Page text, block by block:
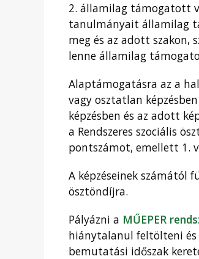
2. államilag támogatott
tanulmányait államilag
meg és az adott szakon,
lenne államilag
Alaptámogatásra az a
vagy osztatlan
képzésben és az adott
a Rendszeres szociális
pontszámot, emellett 1.
A képzéseinek számától
ösztöndíjra.
Pályázni a MŰEPER
hiánytalanul feltölteni és
bemutatási időszak